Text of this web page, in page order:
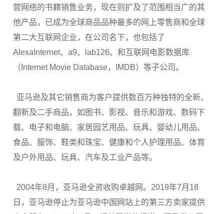
营网络的书籍销售业务，现在则扩及了范围相当广的其
他产品，已成为全球商品品种最多的网上零售商和全球
第二大互联网企业，在公司名下，也包括了
AlexaInternet、a9、lab126、和互联网电影数据库
（Internet Movie Database，IMDB）等子公司。
亚马逊及其它销售商为客户提供数百万种独特的全新、
翻新及二手商品，如图书、影视、音乐和游戏、数码下
载、电子和电脑、家居园艺用品、玩具、婴幼儿用品、
食品、服饰、鞋类和珠宝、健康和个人护理用品、体育
及户外用品、玩具、汽车及工业产品等。
2004年8月，亚马逊全资收购卓越网。2019年7月18
日，亚马逊停止为亚马逊中国网站上的第三方卖家提供